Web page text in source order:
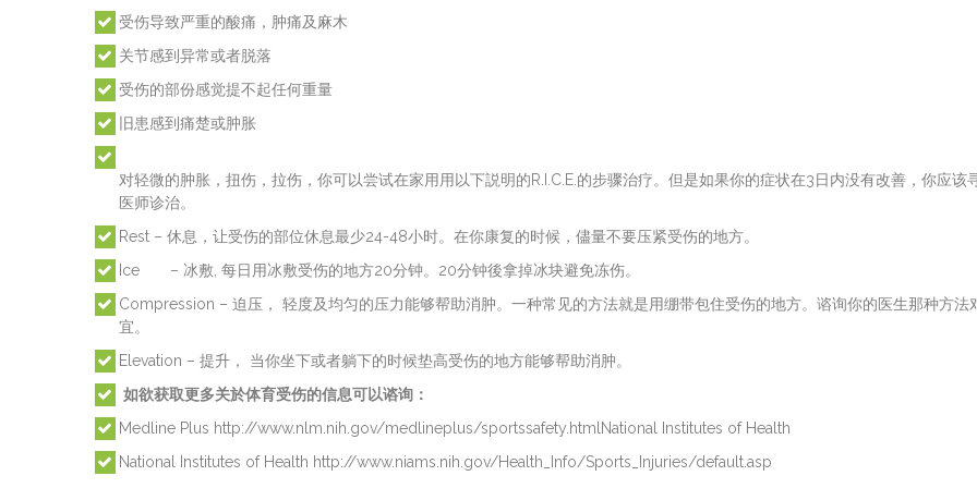
受伤导致严重的酸痛，肿痛及麻木
关节感到异常或者脱落
受伤的部份感觉提不起任何重量
旧患感到痛楚或肿胀
对轻微的肿胀，扭伤，拉伤，你可以尝试在家用用以下説明的R.I.C.E.的步骤治疗。但是如果你的症状在3日内没有改善，你应该
医师诊治。
Rest – 休息，让受伤的部位休息最少24-48小时。在你康复的时候，儘量不要压紧受伤的地方。
Ice – 冰敷, 每日用冰敷受伤的地方20分钟。20分钟後拿掉冰块避免冻伤。
Compression – 迫压， 轻度及均匀的压力能够帮助消肿。一种常见的方法就是用绷带包住受伤的地方。谘询你的医生那种方法
宜。
Elevation – 提升， 当你坐下或者躺下的时候垫高受伤的地方能够帮助消肿。
如欲获取更多关於体育受伤的信息可以谘询：
Medline Plus http://www.nlm.nih.gov/medlineplus/sportssafety.htmlNational Institutes of Health
National Institutes of Health http://www.niams.nih.gov/Health_Info/Sports_Injuries/default.asp